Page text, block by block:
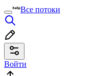
Все потоки
Войти